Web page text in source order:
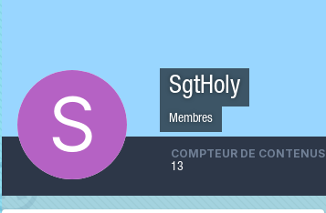
SgtHoly
Membres
COMPTEUR DE CONTENUS
13